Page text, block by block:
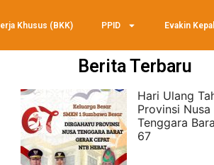
Khusus (BKK) PPID Evakin
Berita Terbaru
Hari Ulang
Provinsi Nusa
Tenggara
67